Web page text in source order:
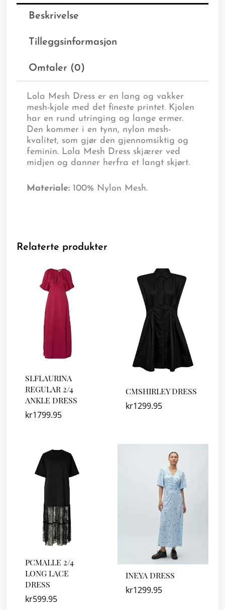
Beskrivelse
Tilleggsinformasjon
Omtaler (0)
Lola Mesh Dress er en lang og vakker
mesh-kjole med det fineste printet. Kjolen
har en rund utringing og lange ermer.
Den kommer i en tynn, nylon mesh-
kvalitet, som gjør den gjennomsiktig og
feminin. Lola Mesh Dress skjærer ved
midjen og danner herfra et langt skjørt.
Materiale: 100% Nylon Mesh.
Relaterte produkter
SLFLAURINA
REGULAR 2/4
ANKLE DRESS
kr1799.95
CMSHIRLEY DRESS
kr1299.95
PCMALLE 2/4
LONG LACE
DRESS
kr599.95
INEYA DRESS
kr1299.95